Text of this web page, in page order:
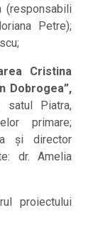
(responsabili
Petre);
Cristina
Dobrogea”,
satul Piatra,
primare;
și director
dr. Amelia
proiectului